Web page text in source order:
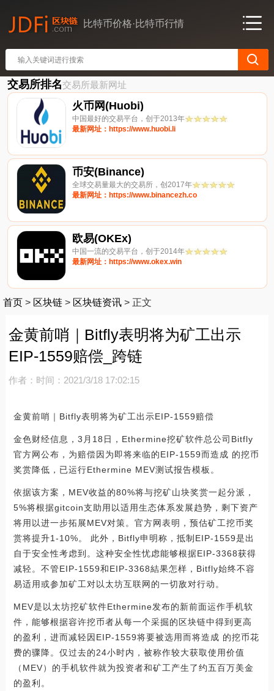
比特币价格·比特币行情
交易所排名交易所最新网址
火币网(Huobi)
中国最好的交易平台，创于2013年
最新网址：https://www.huobi.li
币安(Binance)
全球交易量最大的交易所，创2017年
最新网址：https://www.binancezh.co
欧易(OKEx)
中国一流的交易平台，创于2014年
最新网址：https://www.okex.win
首页 > 区块链 > 区块链资讯 > 正文
金黄前哨｜Bitfly表明将为矿工出示
EIP-1559赔偿_跨链
作者： 时间：2021/3/18 17:02:15
金黄前哨｜Bitfly表明将为矿工出示EIP-1559赔偿
金色财经信息，3月18日，Ethermine挖矿软件总公司Bitfly
官方网公布，为赔偿因为即将来临的EIP-1559而造成 的挖币
奖赏降低，已运行Ethermine MEV测试报告模板。
依据该方案，MEV收益的80%将与挖矿山块奖赏一起分派，
5%将根据gitcoin支助用以适用生态体系发展趋势，剩下资产
将用以进一步拓展MEV对策。官方网表明，预估矿工挖币奖
赏将提升1-10%。 此外，Bitfly申明称，抵制EIP-1559是出
自于安全性考虑到。这种安全性忧虑能够根据EIP-3368获得
减轻。不管EIP-1559和EIP-3368結果怎样，Bitfly始终不容
易适用或参加矿工对以太坊互联网的一切敌对行动。
MEV是以太坊挖矿软件Ethermine发布的新前面运作手机软
件，能够根据容许挖币者从每一个采掘的区块链中得到更高
的盈利，进而减轻因EIP-1559将要被选用而将造成 的挖币花
费的骤降。仅过去的24小时内，被称作较大获取使用价值
（MEV）的手机软件就为投资者和矿工产生了约五百万美金
的盈利。